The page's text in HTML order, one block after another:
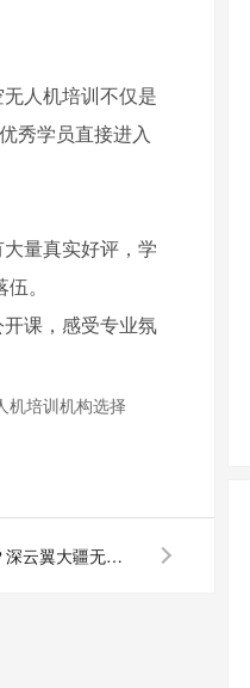
人机培训不仅是
秀学员直接进入
量真实好评，学
。
课，感受专业氛
机培训机构选择
无人机培训机构哪家好？深云翼大疆无人机维修培训学校值得信赖